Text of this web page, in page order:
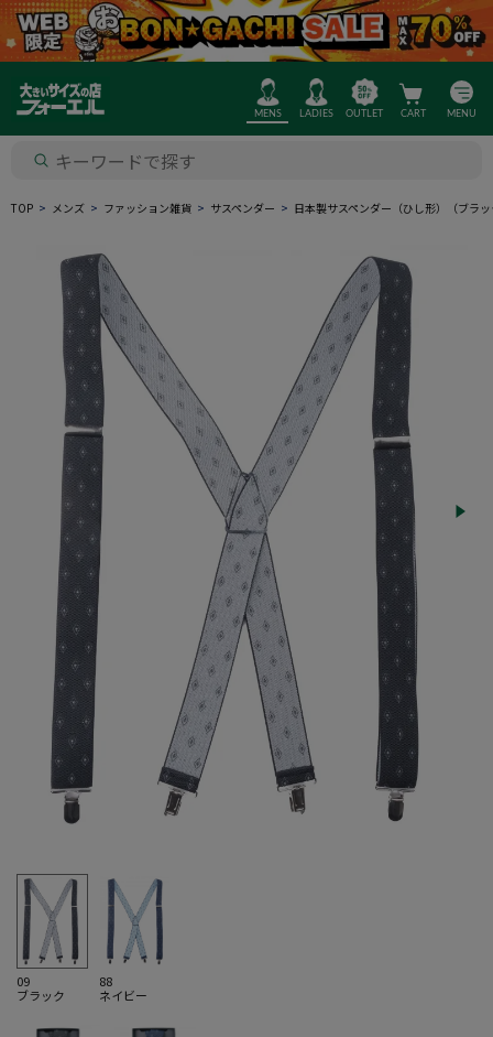
MENS LADIES OUTLET CART MENU
TOP メンズ ファッション雑貨 サスペンダー 日本製サスペンダー（ひし形）（ブラ
09
ブラック
88
ネイビー